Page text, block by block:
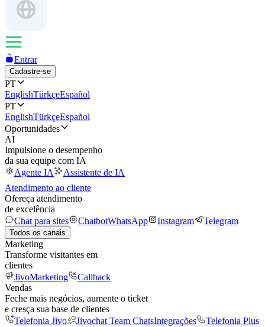
Entrar
Cadastre-se
PT
EnglishTürkçeEspañol
PT
EnglishTürkçeEspañol
Oportunidades
AI
Impulsione o desempenho
da sua equipe com IA
Agente IA
Assistente de IA
Atendimento ao cliente
Ofereça atendimento
de excelência
Chat para sites
ChatbotWhatsApp Instagram Telegram
Todos os canais
Marketing
Transforme visitantes em
clientes
JivoMarketing
Callback
Vendas
Feche mais negócios, aumente o ticket
e cresça sua base de clientes
Telefonia Jivo
Jivochat Team ChatsIntegrações
Telefonia Plus